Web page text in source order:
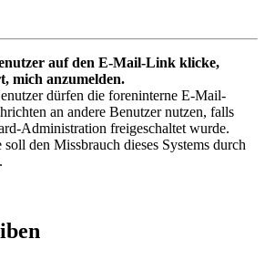
auf den E-Mail-Link klicke,
mich anzumelden.
dürfen die foreninterne E-Mail-
an andere Benutzer nutzen, falls
Administration freigeschaltet wurde.
den Missbrauch dieses Systems durch